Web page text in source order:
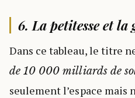
6. La petitesse et la
Dans ce tableau, le titre
de 10 000 milliards de
seulement l’espace